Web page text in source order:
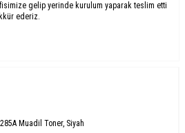
gelip yerinde kurulum yaparak teslim etti
ederiz.
Muadil Toner, Siyah